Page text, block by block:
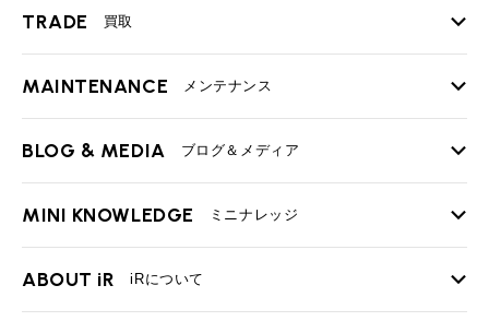
TRADE 買取
TOP
必要書類
MAINTENANCE メンテナンス
TOP
最近の修理実績
BLOG & MEDIA ブログ＆メディア
TOP
User's Voice 購入者様の声
MINI KNOWLEDGE ミニナレッジ
TOP
ABOUT iR iRについて